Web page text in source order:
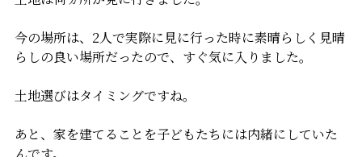
今の場所は、2人で実際に見に行った時に素晴らしく見晴
らしの良い場所だったので、すぐ気に入りました。
土地選びはタイミングですね。
あと、家を建てることを子どもたちには内緒にしていた
んです。